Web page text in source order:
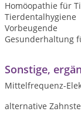
Homöopathie für
Tierdentalhygiene
Vorbeugende
Gesunderhaltung
Sonstige,
Mittelfrequenz-
alternative